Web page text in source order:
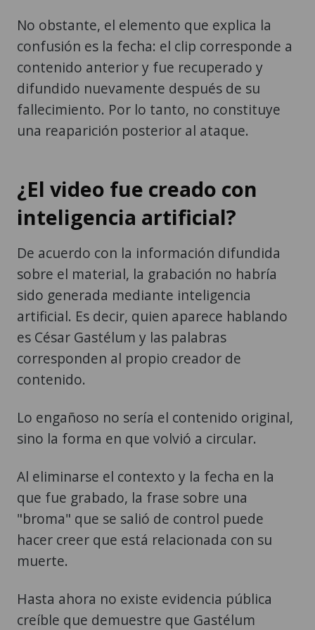
No obstante, el elemento que explica la
confusión es la fecha: el clip corresponde a
contenido anterior y fue recuperado y
difundido nuevamente después de su
fallecimiento. Por lo tanto, no constituye
una reaparición posterior al ataque.
¿El video fue creado con
inteligencia artificial?
De acuerdo con la información difundida
sobre el material, la grabación no habría
sido generada mediante inteligencia
artificial. Es decir, quien aparece hablando
es César Gastélum y las palabras
corresponden al propio creador de
contenido.
Lo engañoso no sería el contenido original,
sino la forma en que volvió a circular.
Al eliminarse el contexto y la fecha en la
que fue grabado, la frase sobre una
"broma" que se salió de control puede
hacer creer que está relacionada con su
muerte.
Hasta ahora no existe evidencia pública
creíble que demuestre que Gastélum